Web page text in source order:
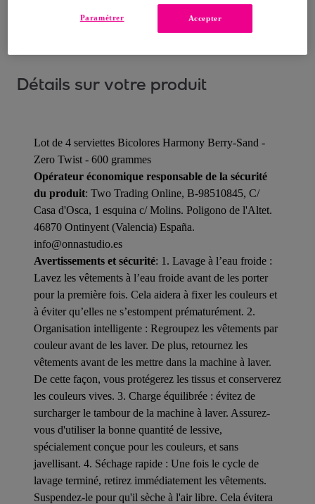
Détails sur votre produit
Lot de 4 serviettes Bicolores Harmony Berry-Sand -
Zero Twist - 600 grammes
Opérateur économique responsable de la sécurité
du produit: Two Trading Online, B-98510845, C/
Casa d'Osca, 1 esquina c/ Molins. Poligono de l'Altet.
46870 Ontinyent (Valencia) España.
info@onnastudio.es
Avertissements et sécurité: 1. Lavage à l’eau froide :
Lavez les vêtements à l’eau froide avant de les porter
pour la première fois. Cela aidera à fixer les couleurs et
à éviter qu’elles ne s’estompent prématurément. 2.
Organisation intelligente : Regroupez les vêtements par
couleur avant de les laver. De plus, retournez les
vêtements avant de les mettre dans la machine à laver.
De cette façon, vous protégerez les tissus et conserverez
les couleurs vives. 3. Charge équilibrée : évitez de
surcharger le tambour de la machine à laver. Assurez-
vous d'utiliser la bonne quantité de lessive,
spécialement conçue pour les couleurs, et sans
javellisant. 4. Séchage rapide : Une fois le cycle de
lavage terminé, retirez immédiatement les vêtements.
Suspendez-le pour qu'il sèche à l'air libre. Cela évitera
Accepter
Paramétrer